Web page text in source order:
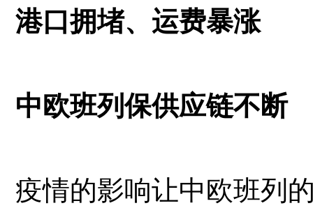
港口拥堵、运费暴涨
中欧班列保供应链不断
疫情的影响让中欧班列